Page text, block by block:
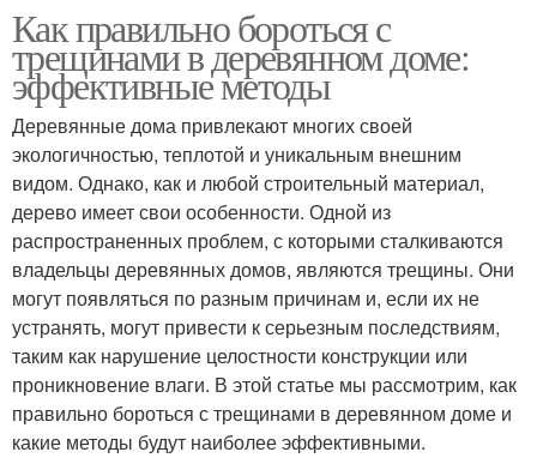
Как правильно бороться с
трещинами в деревянном доме:
эффективные методы
Деревянные дома привлекают многих своей
экологичностью, теплотой и уникальным внешним
видом. Однако, как и любой строительный материал,
дерево имеет свои особенности. Одной из
распространенных проблем, с которыми сталкиваются
владельцы деревянных домов, являются трещины. Они
могут появляться по разным причинам и, если их не
устранять, могут привести к серьезным последствиям,
таким как нарушение целостности конструкции или
проникновение влаги. В этой статье мы рассмотрим, как
правильно бороться с трещинами в деревянном доме и
какие методы будут наиболее эффективными.